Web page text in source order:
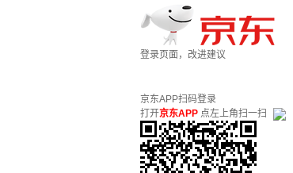
登录页面，改进建议
京东APP扫码登录
打开京东APP 点左上角扫一扫